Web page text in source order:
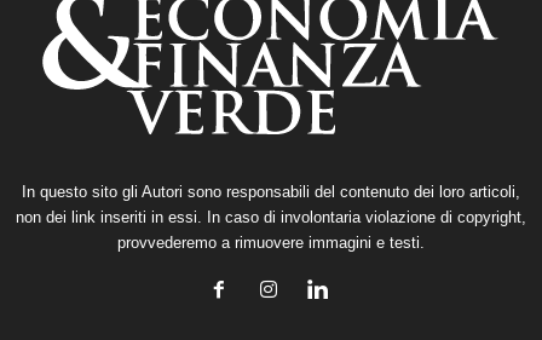
In questo sito gli Autori sono responsabili del contenuto dei loro articoli,
non dei link inseriti in essi. In caso di involontaria violazione di copyright,
provvederemo a rimuovere immagini e testi.